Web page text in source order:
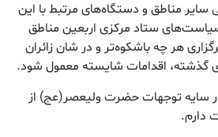
سایر مناطق و دستگاه‌های مرتبط با این
ستاد مرکزی اربعین مناطق
هر چه باشکوه‌تر و در شان زائران
گذشته، اقدامات شایسته معمول شود.
در سایه توجهات حضرت ولیعصر(عج) از
دارم.